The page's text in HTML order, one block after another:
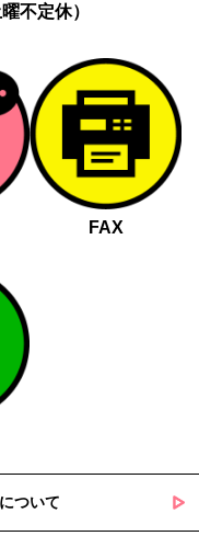
不定休）
FAX
ついて